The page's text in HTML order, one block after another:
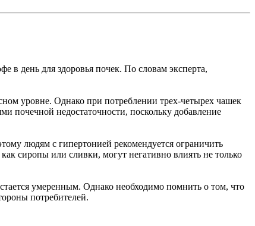
в день для здоровья почек. По словам эксперта,
уровне. Однако при потреблении трех-четырех чашек
почечной недостаточности, поскольку добавление
людям с гипертонией рекомендуется ограничить
сиропы или сливки, могут негативно влиять не только
умеренным. Однако необходимо помнить о том, что
потребителей.